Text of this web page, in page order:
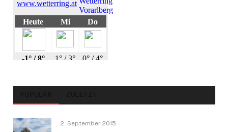
2. September 2015